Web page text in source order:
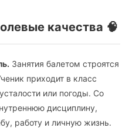
качества 🧠
Занятия балетом строятся
приходит в класс
или погоды. Со
дисциплину,
работу и личную жизнь.